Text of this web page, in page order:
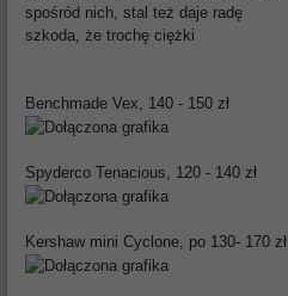
spośród nich, stal też daje radę
szkoda, że trochę ciężki
Benchmade Vex, 140 - 150 zł
Spyderco Tenacious, 120 - 140 zł
Kershaw mini Cyclone, po 130- 170 zł